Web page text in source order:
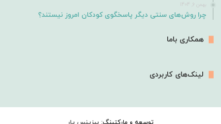
بهمن 6, 1404
چرا روش‌های سنتی دیگر پاسخگوی کودکان امروز نیستند؟
همکاری باما
لینک‌های کاربردی